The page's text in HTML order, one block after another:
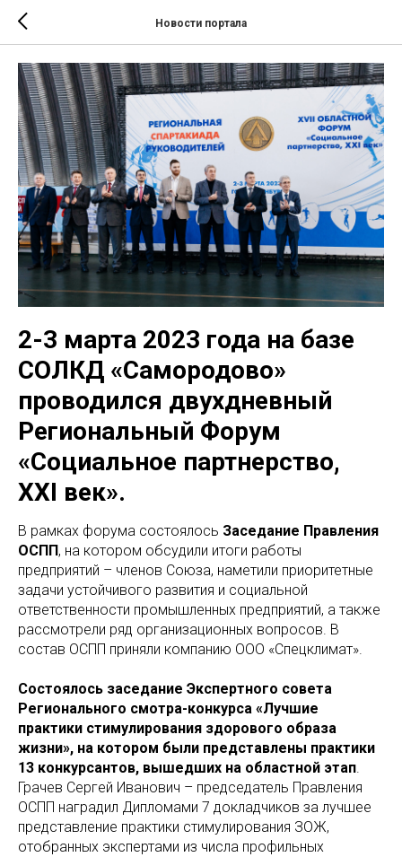
Новости портала
2-3 марта 2023 года на базе
СОЛКД «Самородово»
проводился двухдневный
Региональный Форум
«Социальное партнерство,
XXI век».
В рамках форума состоялось Заседание Правления
ОСПП, на котором обсудили итоги работы
предприятий – членов Союза, наметили приоритетные
задачи устойчивого развития и социальной
ответственности промышленных предприятий, а также
рассмотрели ряд организационных вопросов. В
состав ОСПП приняли компанию ООО «Спецклимат».
Состоялось заседание Экспертного совета
Регионального смотра-конкурса «Лучшие
практики стимулирования здорового образа
жизни», на котором были представлены практики
13 конкурсантов, вышедших на областной этап.
Грачев Сергей Иванович – председатель Правления
ОСПП наградил Дипломами 7 докладчиков за лучшее
представление практики стимулирования ЗОЖ,
отобранных экспертами из числа профильных